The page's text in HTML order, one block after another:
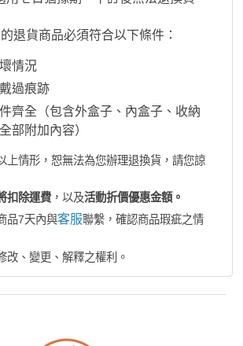
退貨商品必須符合以下條件：
情況
過痕跡
齊全（包含外盒子、內盒子、收納
部附加內容）
上情形，恕無法為您辦理退換貨，請您諒
扣除運費，以及活動折價優惠金額。
品7天內與客服聯繫，確認商品瑕疵之情
改、變更、解釋之權利。